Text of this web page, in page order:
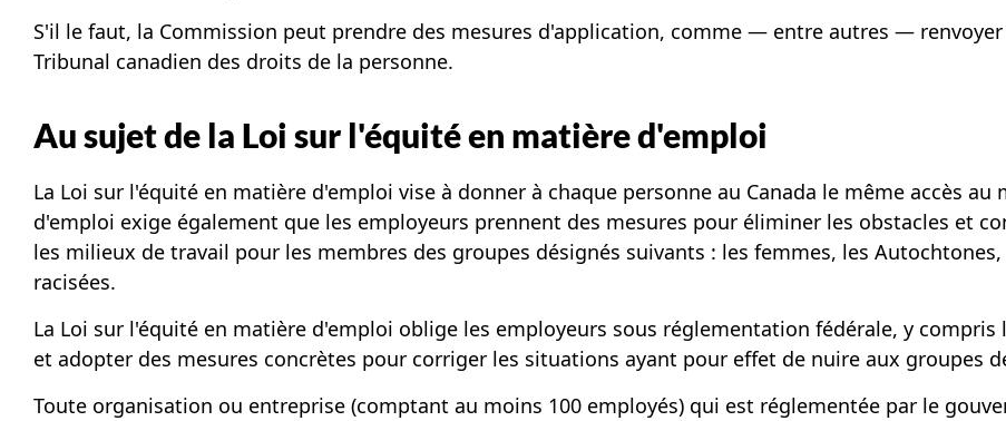
S'il le faut, la Commission peut prendre des mesures d'application, comme — entre autres —
Tribunal canadien des droits de la personne.
Au sujet de la Loi sur l'équité en matière d'emploi
La Loi sur l'équité en matière d'emploi vise à donner à chaque personne au Canada le même accès
d'emploi exige également que les employeurs prennent des mesures pour éliminer les obstacles et
les milieux de travail pour les membres des groupes désignés suivants : les femmes, les
racisées.
La Loi sur l'équité en matière d'emploi oblige les employeurs sous réglementation fédérale, y
et adopter des mesures concrètes pour corriger les situations ayant pour effet de nuire aux groupes
Toute organisation ou entreprise (comptant au moins 100 employés) qui est réglementée par le